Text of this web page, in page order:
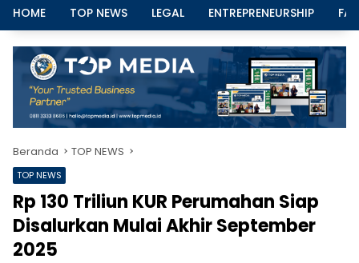
HOME TOP NEWS LEGAL ENTREPRENEURSHIP
Beranda TOP NEWS
TOP NEWS
Rp 130 Triliun KUR Perumahan Siap
Disalurkan Mulai Akhir September
2025